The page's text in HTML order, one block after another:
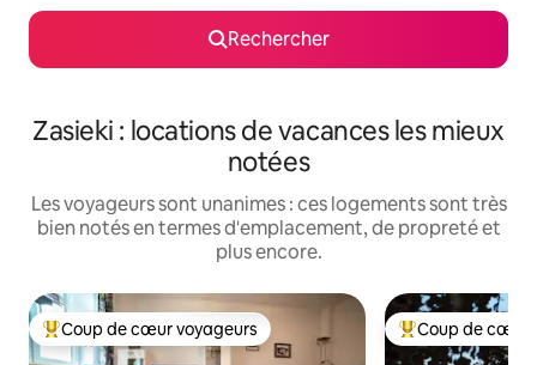
Rechercher
Zasieki : locations de vacances les mieux
notées
Les voyageurs sont unanimes : ces logements sont très
bien notés en termes d'emplacement, de propreté et
plus encore.
Coups de cœur voyageurs les plus appréciés
Coup de cœur voyageurs Coups de cœur
Coup de cœur